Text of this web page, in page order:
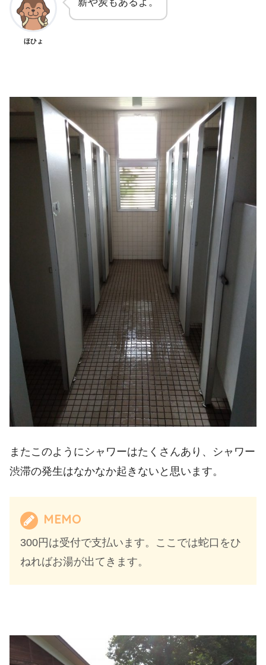
ほひょ
またこのようにシャワーはたくさんあり、シャワー
渋滞の発生はなかなか起きないと思います。
MEMO
300円は受付で支払います。ここでは蛇口をひ
ねればお湯が出てきます。